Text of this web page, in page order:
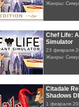
Жанры:
Chef Life:
Simulator
23 февраля
Жанры:
Citadale
Shadows
1 февраля